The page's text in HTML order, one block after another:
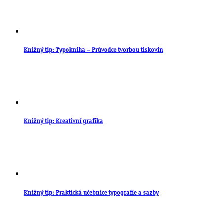
Knižný tip: Typokniha – Průvodce tvorbou tiskovin
Knižný tip: Kreativní grafika
Knižný tip: Praktická učebnice typografie a sazby